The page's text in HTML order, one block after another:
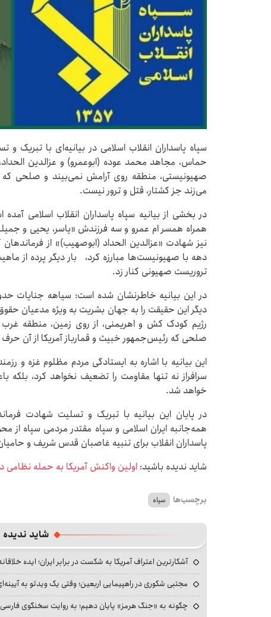
سپاه پاسداران انقلاب اسلامی در بیانیه‌ای با
حماس، مجاهد محمد عوده (ابوعمرو) و عزالدین
صهیونیستی، منطقه روی آرامش نمی‌بیند و صلحی که
می‌زند جز کشتار، قتل و ترور نیست.
در بخشی از بیانیه سپاه پاسداران انقلاب اسلامی
همراه همسر ام عمرو و سه فرزندش «یاسر، یحیی و
نیز شهادت «عزالدین الحداد (ابوصهیب)» از
دهه با صهیونیست‌ها مبارزه کرد، بار دیگر پرده از
تروریست صهیونی کنار زد.
دیگر این حقیقت را به جهان بشریت به ویژه مدعیان
رژیم کودک کش و اهریمنی، از روی زمین، منطقه
صلحی که رئیس‌جمهور خبیث و قمارباز آمریکا از آن
این بیانیه با اشاره به ایستادگی مردم مظلوم غزه و
سرافراز نه تنها مقاومت را تضعیف نخواهد کرد،
خواهد شد.
در پایان این بیانیه با تبریک و تسلیت شهادت
همه‌جانبه ایران اسلامی و سپاه مقتدر مردمی سپاه از
پاسداران انقلاب برای تنبیه غاصبان قدس شریف و
شاید ندیده باشید:اولین واکنش آمریکا به حمله نظامی
برچسب‌ها سپاه
شاید ندیده
آشکارترین اعتراف آمریکا به شکست در برابر ایران؛ ایده
مجتبی شکوری در راهپیمایی اربعین؛ وقتی یک ویدئو به
چگونه به «جنگ هرمز» پایان دهیم؛ به روایت سخنگوی